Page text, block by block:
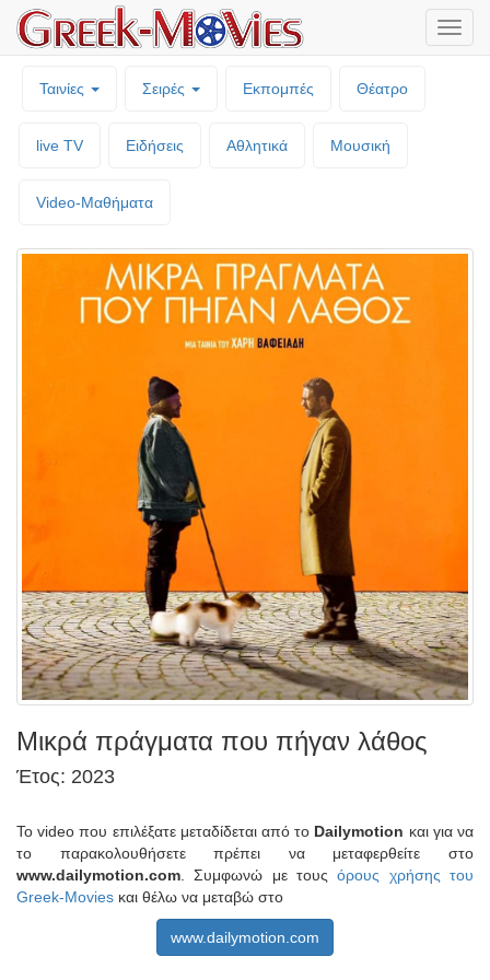
Ταινίες Σειρές Εκπομπές Θέατρο
live TV Ειδήσεις Αθλητικά Μουσική
Video-Mαθήματα
Μικρά πράγματα που πήγαν λάθος
Έτος: 2023
Το video που επιλέξατε μεταδίδεται από το Dailymotion και για να
το παρακολουθήσετε πρέπει να μεταφερθείτε στο
www.dailymotion.com . Συμφωνώ με τουςόρους χρήσης του
Greek-Movies και θέλω να μεταβώ στο
www.dailymotion.com